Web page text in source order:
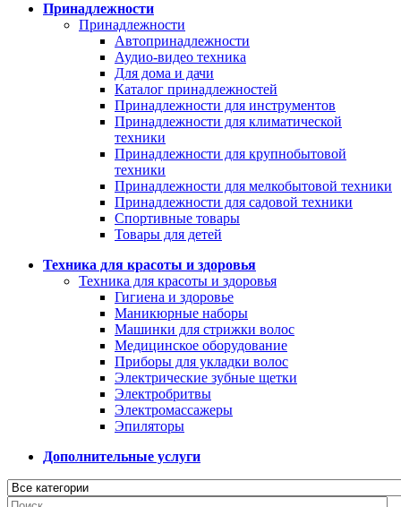
Принадлежности
Принадлежности
Автопринадлежности
Аудио-видео техника
Для дома и дачи
Каталог принадлежностей
Принадлежности для инструментов
Принадлежности для климатической
техники
Принадлежности для крупнобытовой
техники
Принадлежности для мелкобытовой техники
Принадлежности для садовой техники
Спортивные товары
Товары для детей
Техника для красоты и здоровья
Техника для красоты и здоровья
Гигиена и здоровье
Маникюрные наборы
Машинки для стрижки волос
Медицинское оборудование
Приборы для укладки волос
Электрические зубные щетки
Электробритвы
Электромассажеры
Эпиляторы
Дополнительные услуги